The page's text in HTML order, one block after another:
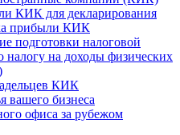
КИК для декларирования
прибыли КИК
подготовки налоговой
налогу на доходы физических
КИК
вашего бизнеса
офиса за рубежом